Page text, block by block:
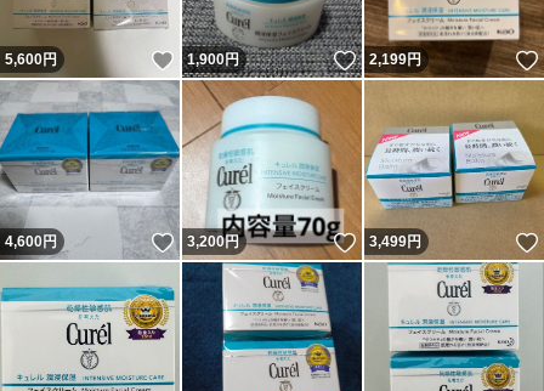
5,600円 いいね！
1,900円 いいね！
2,199円
4,600円 いいね！
3,200円 いいね！
3,499円